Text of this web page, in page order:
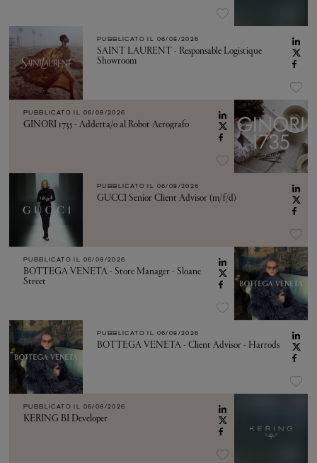
PUBBLICATO IL 06/08/2026
SAINT LAURENT - Responsable Logistique
Showroom
PUBBLICATO IL 06/08/2026
GINORI 1735 - Addetta/o al Robot Aerografo
PUBBLICATO IL 06/08/2026
GUCCI Senior Client Advisor (m/f/d)
PUBBLICATO IL 06/08/2026
BOTTEGA VENETA - Store Manager - Sloane
Street
PUBBLICATO IL 06/08/2026
BOTTEGA VENETA - Client Advisor - Harrods
PUBBLICATO IL 06/08/2026
KERING BI Developer